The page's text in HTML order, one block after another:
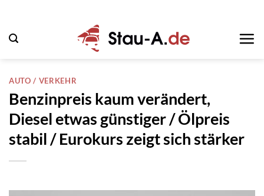
springen
AUTO / VERKEHR
Benzinpreis kaum verändert,
Diesel etwas günstiger / Ölpreis
stabil / Eurokurs zeigt sich stärker